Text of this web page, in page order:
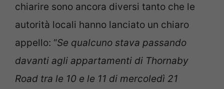
chiarire sono ancora diversi tanto che le
autorità locali hanno lanciato un chiaro
appello: “Se qualcuno stava passando
davanti agli appartamenti di Thornaby
Road tra le 10 e le 11 di mercoledì 21